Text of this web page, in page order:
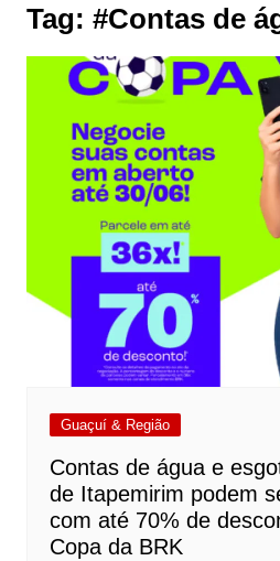
Tag: #Contas de
Guaçuí & Região
Contas de água e
de Itapemirim podem
com até 70% de
Copa da BRK